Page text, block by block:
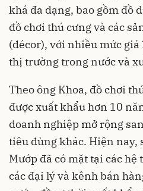
khá đa dạng, bao gồm đồ
đồ chơi thú cưng và các
(décor), với nhiều mức giá
thị trường trong nước và
Theo ông Khoa, đồ chơi
được xuất khẩu hơn 10
doanh nghiệp mở rộng
tiêu dùng khác. Hiện nay,
Mướp đã có mặt tại các
các đại lý và kênh bán